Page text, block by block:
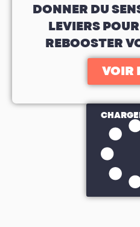
DONNER DU
LEVIERS
REBOOSTER
VOIR